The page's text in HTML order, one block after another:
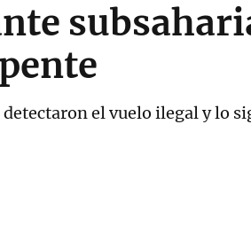
el vuelo ilegal y lo